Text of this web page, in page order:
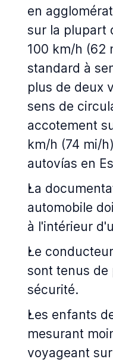
en
sur la plupart
100 km/h (62
standard à
plus de deux
sens de
accotement
km/h (74 mi/
autovías en
La
automobile
à l'intérieur
Le
sont tenus de
sécurité.
Les enfants
mesurant
voyageant